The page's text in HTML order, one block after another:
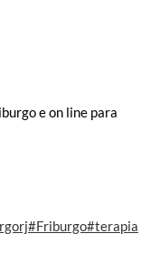
e on line para
#Friburgo#terapia